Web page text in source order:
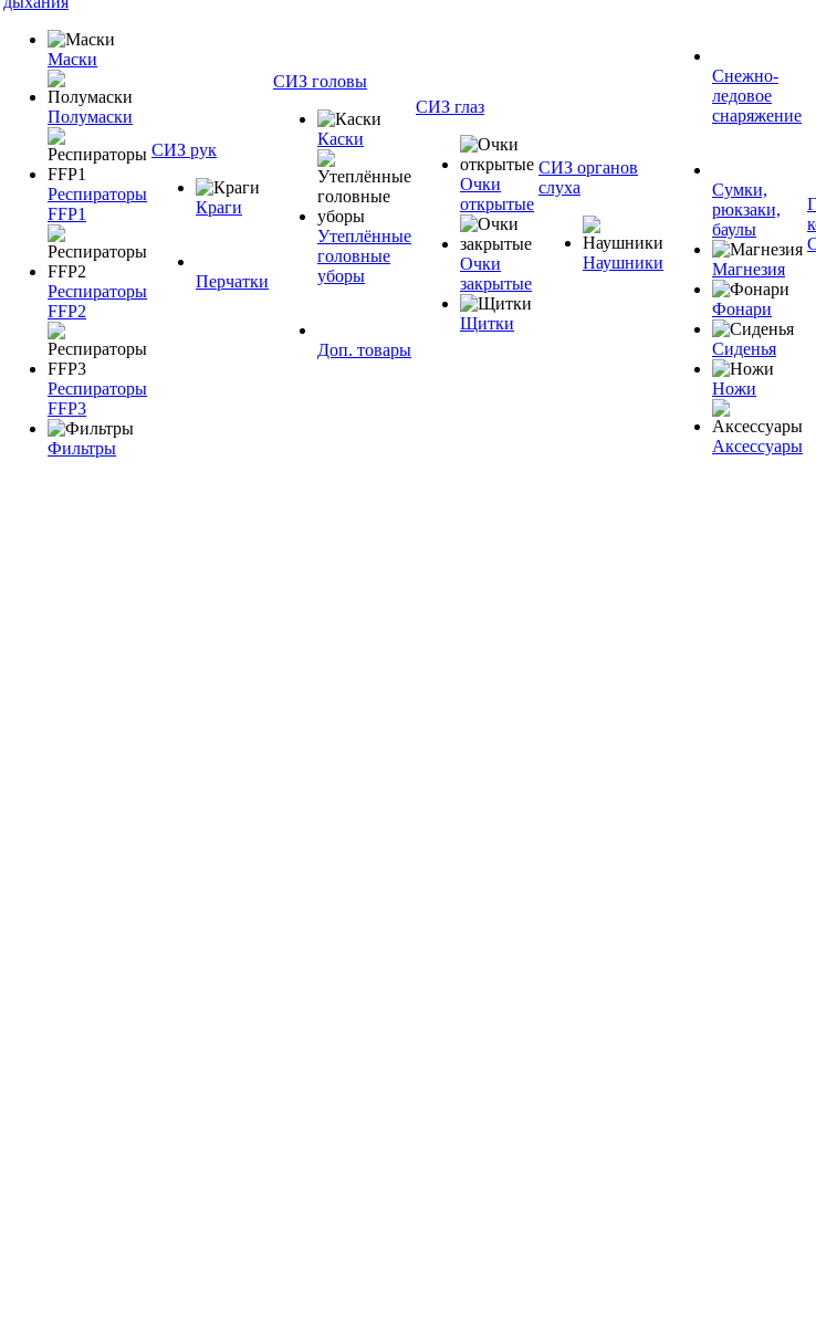
Маски
Полумаски
Респираторы
FFP1
Респираторы
FFP2
Респираторы
FFP3
Фильтры
СИЗ рук
Краги
Перчатки
СИЗ головы
Каски
Утеплённые
головные
уборы
Доп. товары
СИЗ глаз
Очки
открытые
Очки
закрытые
Щитки
СИЗ органов
слуха
Наушники
Снежно-
ледовое
снаряжение
Сумки,
рюкзаки,
баулы
Магнезия
Фонари
Сиденья
Ножи
Аксессуары